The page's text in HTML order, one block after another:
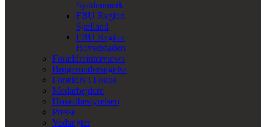
Syddanmark
FBU Region
Sjælland
FBU Region
Hovedstaden
Forældreinterviews
Brugerundersøgelse
Forældre i Fokus
Medarbejdere
Hovedbestyrelsen
Presse
Vedtægter